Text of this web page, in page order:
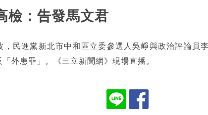
檢：告發馬文君
，民進黨新北市中和區立委參選人吳崢與政治評論員
外患罪」。《三立新聞網》現場直播。